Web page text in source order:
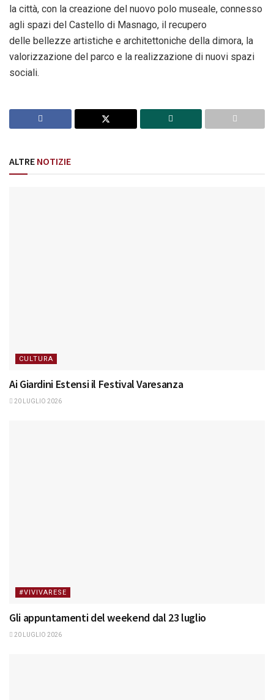
la città, con la creazione del nuovo polo museale, connesso
agli spazi del Castello di Masnago, il recupero
delle bellezze artistiche e architettoniche della dimora, la
valorizzazione del parco e la realizzazione di nuovi spazi
sociali.
ALTRE NOTIZIE
CULTURA
Ai Giardini Estensi il Festival Varesanza
20 LUGLIO 2026
#VIVIVARESE
Gli appuntamenti del weekend dal 23 luglio
20 LUGLIO 2026